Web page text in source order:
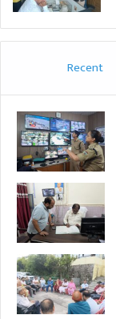
Recent